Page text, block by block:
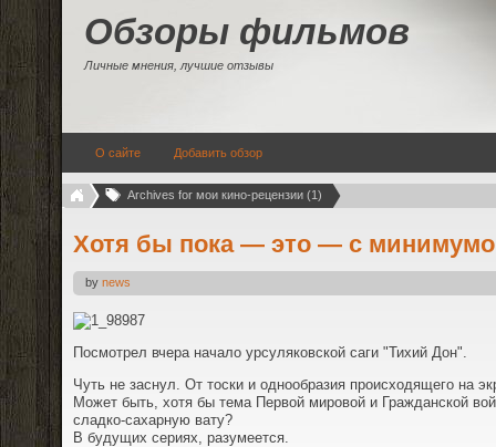
Обзоры фильмов
Личные мнения, лучшие отзывы
О сайте Добавить обзор
Archives for мои кино-рецензии (1)
Хотя бы пока — это — с
by news
Посмотрел вчера начало урсуляковской саги "Тихий Дон".
Чуть не заснул. От тоски и однообразия происходящего на
Может быть, хотя бы тема Первой мировой и Гражданской
сладко-сахарную вату?
В будущих сериях, разумеется.